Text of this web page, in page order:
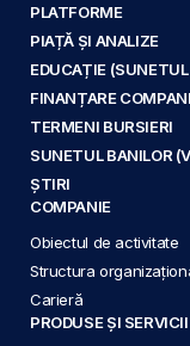
PLATFORME
PIAȚĂ ȘI ANALIZE
EDUCAȚIE
FINANȚARE
TERMENI BURSIERI
SUNETUL BANILOR
ȘTIRI
COMPANIE
Obiectul de activitate
Structura
Carieră
PRODUSE ȘI